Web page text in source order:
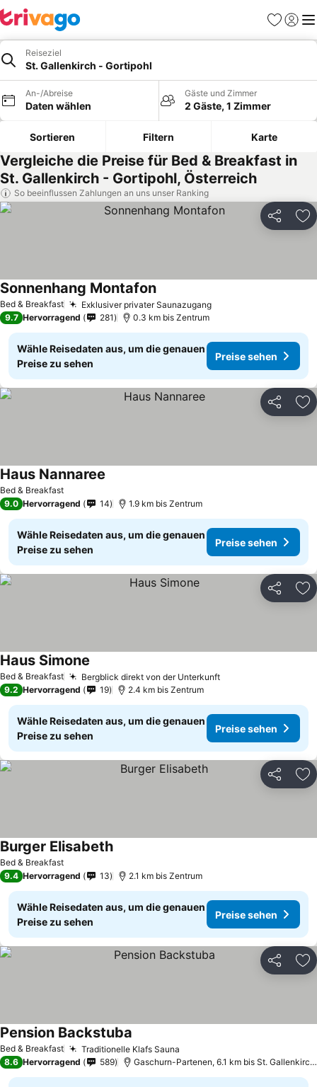
Favoriten
Reiseziel
St. Gallenkirch - Gortipohl
An-/Abreise
Daten wählen
Gäste und Zimmer
2 Gäste, 1 Zimmer
Sortieren Filtern Karte
Vergleiche die Preise für Bed & Breakfast in
St. Gallenkirch - Gortipohl, Österreich
So beeinflussen Zahlungen an uns unser Ranking
Teilen
Bed & Breakfast Exklusiver privater Saunazugang
Sonnenhang Montafon
9.7 Hervorragend 281 0.3 km bis Zentrum
Wähle Reisedaten aus, um die genauen
Preise zu sehen
Preise sehen
Teilen
Bed & Breakfast
Haus Nannaree
9.0 Hervorragend 14 1.9 km bis Zentrum
Wähle Reisedaten aus, um die genauen
Preise zu sehen
Preise sehen
Teilen
Bed & Breakfast Bergblick direkt von der Unterkunft
Haus Simone
9.2 Hervorragend 19 2.4 km bis Zentrum
Wähle Reisedaten aus, um die genauen
Preise zu sehen
Preise sehen
Teilen
Bed & Breakfast
Burger Elisabeth
9.4 Hervorragend 13 2.1 km bis Zentrum
Wähle Reisedaten aus, um die genauen
Preise zu sehen
Preise sehen
Teilen
Bed & Breakfast Traditionelle Klafs Sauna
Pension Backstuba
8.6 Hervorragend 589 Gaschurn-Partenen, 6.1 km bis St. Gallenkirch - Gortipohl